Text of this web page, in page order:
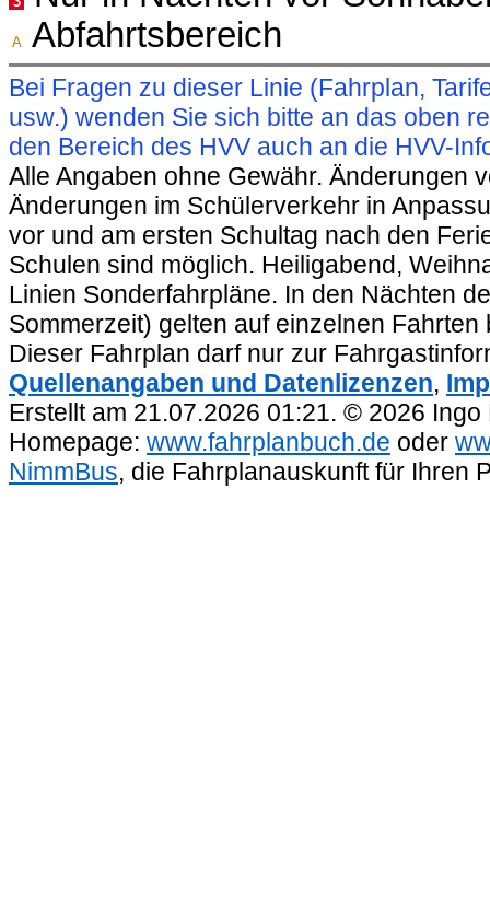
A Abfahrtsbereich
Bei Fragen zu dieser Linie (Fahrplan,
usw.) wenden Sie sich bitte an das oben
den Bereich des HVV auch an die HVV-
Alle Angaben ohne Gewähr. Änderungen
Änderungen im Schülerverkehr in
vor und am ersten Schultag nach den
Schulen sind möglich. Heiligabend,
Linien Sonderfahrpläne. In den Nächten
Sommerzeit) gelten auf einzelnen
Dieser Fahrplan darf nur zur
Quellenangaben und Datenlizenzen,
Erstellt am 21.07.2026 01:21. © 2026
Homepage: www.fahrplanbuch.de oder
NimmBus, die Fahrplanauskunft für Ihren